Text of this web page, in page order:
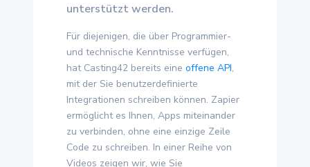
unterstützt werden.
Für diejenigen, die über Programmier-
und technische Kenntnisse verfügen,
hat Casting42 bereits eine offene API,
mit der Sie benutzerdefinierte
Integrationen schreiben können. Zapier
ermöglicht es Ihnen, Apps miteinander
zu verbinden, ohne eine einzige Zeile
Code zu schreiben. In einer Reihe von
Videos zeigen wir, wie Sie